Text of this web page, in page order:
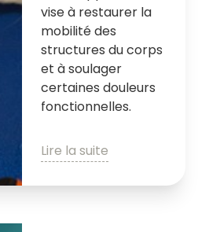
vise à restaurer la
mobilité des
structures du corps
et à soulager
certaines douleurs
fonctionnelles.
Lire la suite